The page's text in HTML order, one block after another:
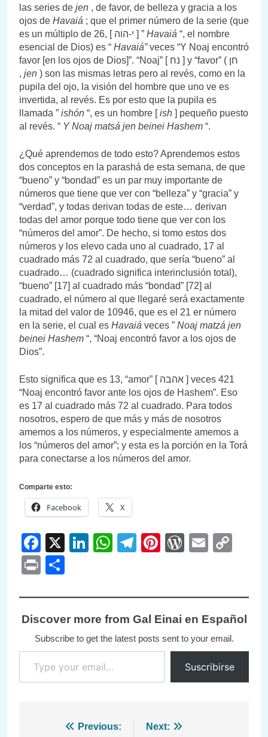
las series de jen , de favor, de belleza y gracia a los
ojos de Havaiá ; que el primer número de la serie (que
es un múltiplo de 26, [ י-הוה ] ” Havaiá “, el nombre
esencial de Dios) es “ Havaiá”veces “Y Noaj encontró
favor [en los ojos de Dios]”. “Noaj” [ נח ] y “favor” ( חן
, jen ) son las mismas letras pero al revés, como en la
pupila del ojo, la visión del hombre que uno ve es
invertida, al revés. Es por esto que la pupila es
llamada ” ishón “, es un hombre [ish ] pequeño puesto
al revés. “ Y Noaj matsá jen beinei Hashem “.
¿Qué aprendemos de todo esto? Aprendemos estos
dos conceptos en la parashá de esta semana, de que
“bueno” y “bondad” es un par muy importante de
números que tiene que ver con “belleza” y “gracia” y
“verdad”, y todas derivan todas de este… derivan
todas del amor porque todo tiene que ver con los
“números del amor”. De hecho, si tomo estos dos
números y los elevo cada uno al cuadrado, 17 al
cuadrado más 72 al cuadrado, que sería “bueno” al
cuadrado… (cuadrado significa interinclusión total),
“bueno” [17] al cuadrado más “bondad” [72] al
cuadrado, el número al que llegaré será exactamente
la mitad del valor de 10946, que es el 21 er número
en la serie, el cual es Havaiá veces ” Noaj matzá jen
beinei Hashem “, “Noaj encontró favor a los ojos de
Dios”.
Esto significa que es 13, “amor” [ אהבה ] veces 421
“Noaj encontró favor ante los ojos de Hashem”. Eso
es 17 al cuadrado más 72 al cuadrado. Para todos
nosotros, espero de que más y más de nosotros
amemos a los números, y especialmente amemos a
los “números del amor”; y esta es la porción en la Torá
para conectarse a los números del amor.
Comparte esto:
Facebook X
Facebook
X LinkedIn
WhatsApp
Telegram
PinterestEmail
Print
Discover more from Gal Einai en Español
Subscribe to get the latest posts sent to your email.
Type your email…
Suscribirse
Navegación
Previous: Next: